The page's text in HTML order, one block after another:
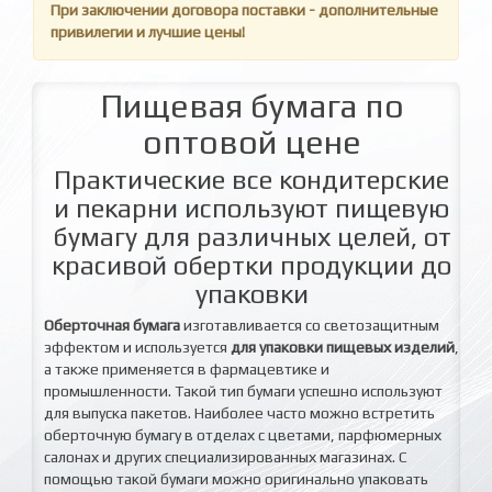
При заключении договора поставки - дополнительные
привилегии и лучшие цены!
Пищевая бумага по
оптовой цене
Практические все кондитерские
и пекарни используют пищевую
бумагу для различных целей, от
красивой обертки продукции до
упаковки
Оберточная бумагаизготавливается со светозащитным
эффектом и используется для упаковки пищевых изделий
а также применяется в фармацевтике и
промышленности. Такой тип бумаги успешно используют
для выпуска пакетов. Наиболее часто можно встретить
оберточную бумагу в отделах с цветами, парфюмерных
салонах и других специализированных магазинах. С
помощью такой бумаги можно оригинально упаковать